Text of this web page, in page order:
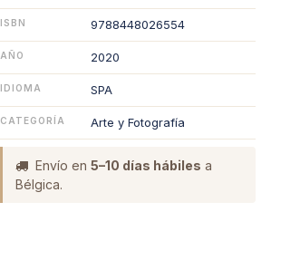
ISBN 9788448026554
AÑO 2020
IDIOMA SPA
CATEGORÍA Arte y Fotografía
Envío en 5–10 días hábiles a
Bélgica.